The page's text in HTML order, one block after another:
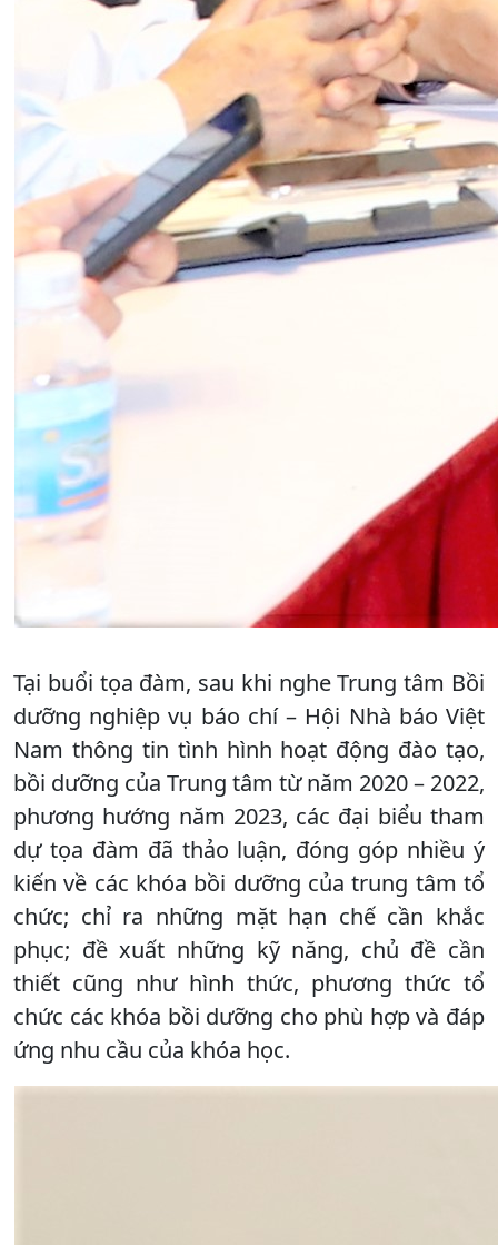
Tại buổi tọa đàm, sau khi nghe Trung tâm Bồi
dưỡng nghiệp vụ báo chí – Hội Nhà báo Việt
Nam thông tin tình hình hoạt động đào tạo,
bồi dưỡng của Trung tâm từ năm 2020 – 2022,
phương hướng năm 2023, các đại biểu tham
dự tọa đàm đã thảo luận, đóng góp nhiều ý
kiến về các khóa bồi dưỡng của trung tâm tổ
chức; chỉ ra những mặt hạn chế cần khắc
phục; đề xuất những kỹ năng, chủ đề cần
thiết cũng như hình thức, phương thức tổ
chức các khóa bồi dưỡng cho phù hợp và đáp
ứng nhu cầu của khóa học.